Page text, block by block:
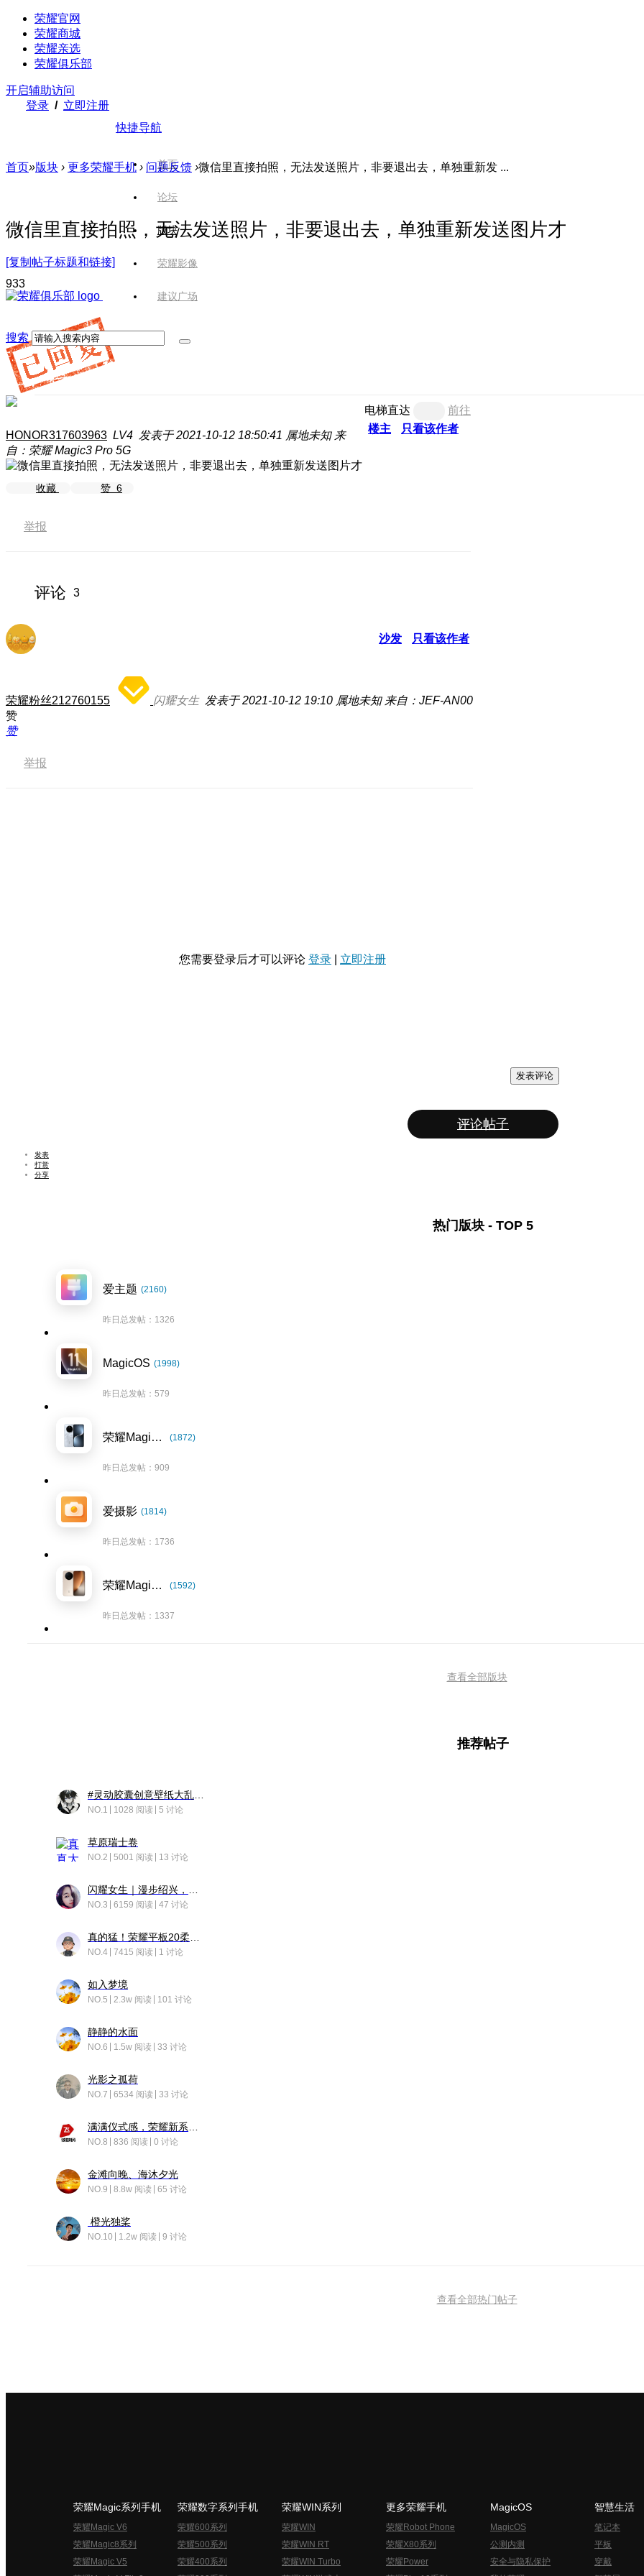
荣耀官网
荣耀商城
荣耀亲选
荣耀俱乐部
开启辅助访问
登录 / 立即注册
快捷导航
首页
论坛
版块
荣耀影像
建议广场
搜索
首页»版块 › 更多荣耀手机 › 问题反馈 ›微信里直接拍照，无法发送照片，非要退出去，单独重新发 ...
微信里直接拍照，无法发送照片，非要退出去，单独重新发送图片才
[复制帖子标题和链接]
933
电梯直达
前往
楼主
只看该作者
HONOR317603963 LV4 发表于 2021-10-12 18:50:41 属地未知 来
自：荣耀 Magic3 Pro 5G
收藏 赞 6
举报
评论 3
沙发 只看该作者
荣耀粉丝212760155 闪耀女生 发表于 2021-10-12 19:10 属地未知 来自：JEF-AN00
赞
赞
举报
您需要登录后才可以评论 登录 立即注册
发表评论
评论帖子
发表
打赏
分享
热门版块 - TOP 5
爱主题 (2160)
昨日总发帖：1326
MagicOS (1998)
昨日总发帖：579
荣耀Magic7系列 (1872)
昨日总发帖：909
爱摄影 (1814)
昨日总发帖：1736
荣耀Magic8系列 (1592)
昨日总发帖：1337
查看全部版块
推荐帖子
NO.1 1028 阅读 5 讨论
草原瑞士卷
NO.2 5001 阅读 13 讨论
NO.3 6159 阅读 47 讨论
NO.4 7415 阅读 1 讨论
如入梦境
NO.5 2.3w 阅读 101 讨论
静静的水面
NO.6 1.5w 阅读 33 讨论
光影之孤荷
NO.7 6534 阅读 33 讨论
NO.8 836 阅读 0 讨论
金滩向晚、海沐夕光
NO.9 8.8w 阅读 65 讨论
橙光独桨
NO.10 1.2w 阅读 9 讨论
查看全部热门帖子
荣耀Magic系列手机
荣耀Magic V6
荣耀Magic8系列
荣耀Magic V5
荣耀数字系列手机
荣耀600系列
荣耀500系列
荣耀400系列
荣耀WIN系列
荣耀WIN
荣耀WIN RT
荣耀WIN Turbo
更多荣耀手机
荣耀Robot Phone
荣耀X80系列
荣耀Power
MagicOS
MagicOS
公测内测
安全与隐私保护
智慧生活
笔记本
平板
穿戴